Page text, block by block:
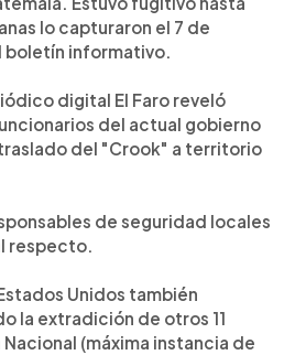
lo capturaron el 7 de
boletín informativo.
digital El Faro reveló
del actual gobierno
del "Crook" a territorio
de seguridad locales
respecto.
Unidos también
la extradición de otros 11
(máxima instancia de